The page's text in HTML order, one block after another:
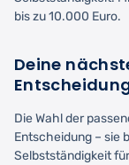
bis zu 10.000 Euro.
Deine
Die Wahl der
Entscheidung – sie
Selbstständigkeit